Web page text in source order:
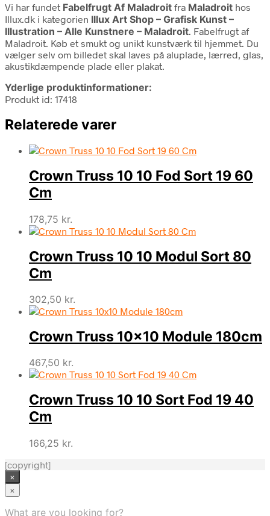
Vi har fundet Fabelfrugt Af Maladroit fra Maladroit hos
Illux.dk i kategorien Illux Art Shop – Grafisk Kunst –
Illustration – Alle Kunstnere – Maladroit. Fabelfrugt af
Maladroit. Køb et smukt og unikt kunstværk til hjemmet. Du
vælger selv om billedet skal laves på aluplade, lærred, glas,
akustikdæmpende plade eller plakat.
Yderlige produktinformationer:
Produkt id: 17418
Relaterede varer
Crown Truss 10 10 Fod Sort 19 60
Cm
178,75 kr.
Crown Truss 10 10 Modul Sort 80
Cm
302,50 kr.
Crown Truss 10×10 Module 180cm
467,50 kr.
Crown Truss 10 10 Sort Fod 19 40
Cm
166,25 kr.
[copyright]
×
×
What are you looking for?